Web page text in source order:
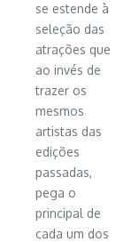
se estende à
seleção das
atrações que
ao invés de
trazer os
mesmos
artistas das
edições
passadas,
pega o
principal de
cada um dos